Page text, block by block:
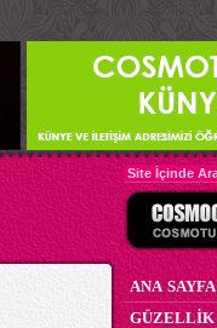
ANA SAYFA
GÜZELLİK